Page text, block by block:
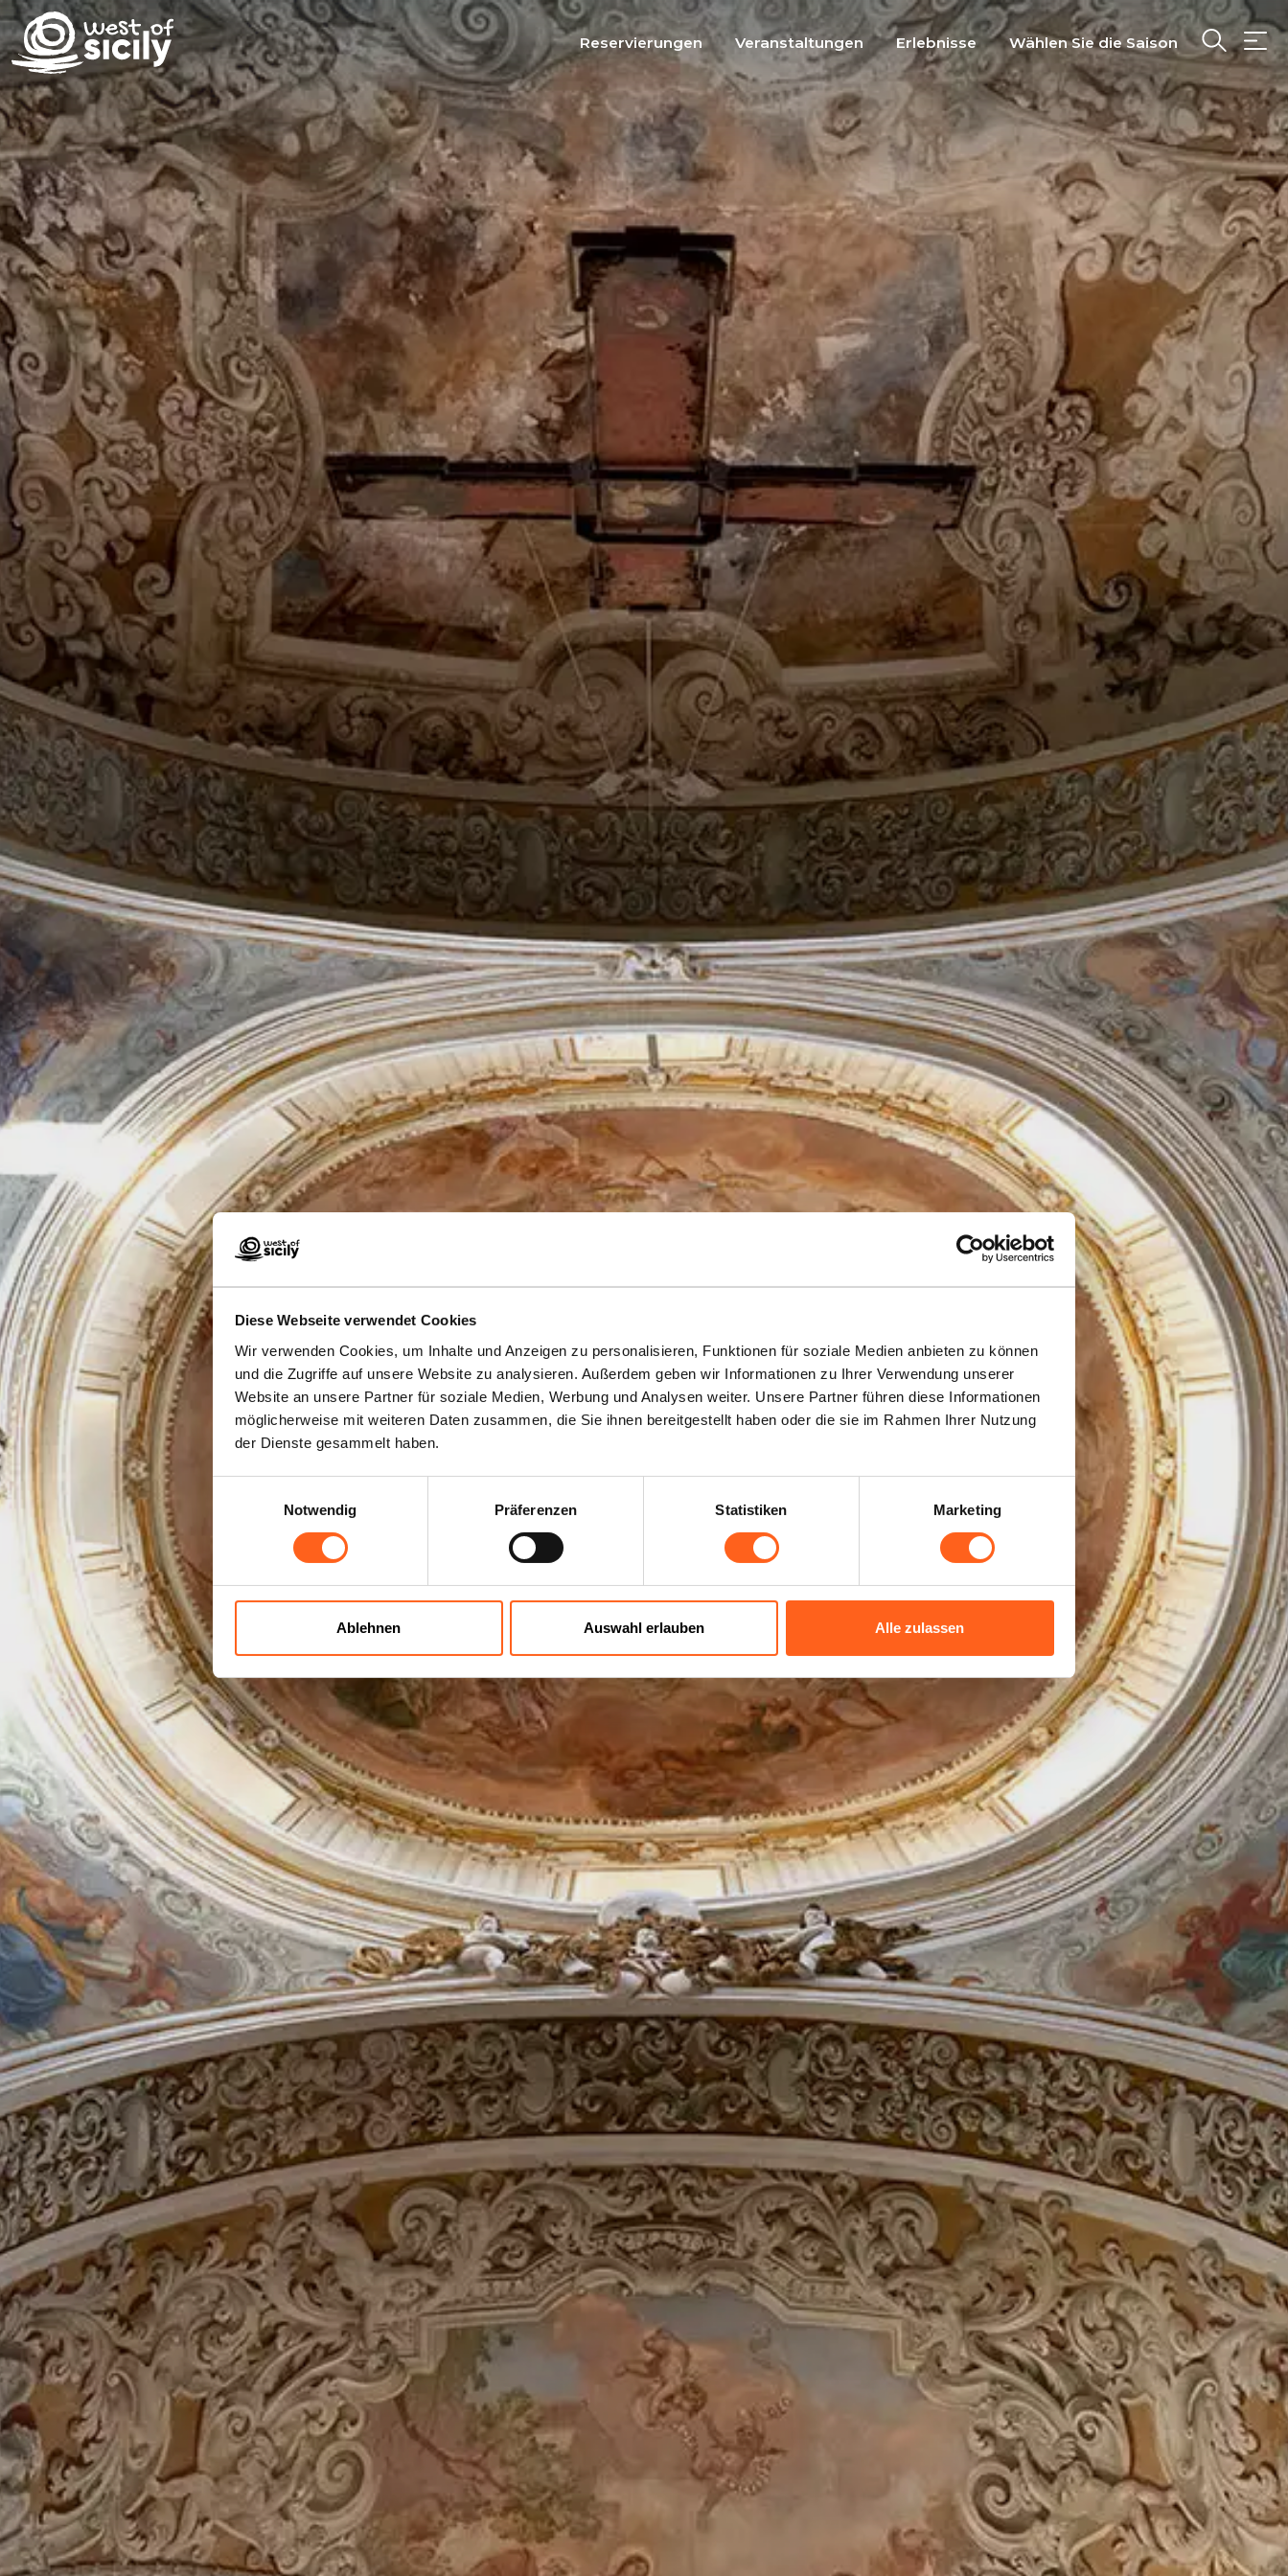
Diese Webseite verwendet Cookies
Wir verwenden Cookies, um Inhalte und Anzeigen zu personalisieren, Funktionen für soziale Medien anbieten zu können
und die Zugriffe auf unsere Website zu analysieren. Außerdem geben wir Informationen zu Ihrer Verwendung unserer
Website an unsere Partner für soziale Medien, Werbung und Analysen weiter. Unsere Partner führen diese Informationen
möglicherweise mit weiteren Daten zusammen, die Sie ihnen bereitgestellt haben oder die sie im Rahmen Ihrer Nutzung
der Dienste gesammelt haben.
Notwendig
Präferenzen Statistiken Marketing
Ablehnen Auswahl erlauben Alle zulassen
Reservierungen Veranstaltungen Erlebnisse Wählen Sie die Saison
Kirchen und Denkmäler
Eine Open-Air-Kunstgalerie